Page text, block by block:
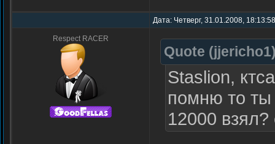
Дата: Четверг, 31.01.2008,
Respect RACER
Quote (jjericho1
Staslion,
помню то ты
12000 взял?